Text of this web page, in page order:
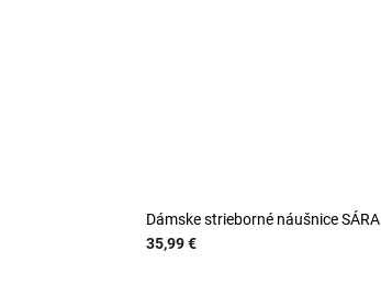
Dámske strieborné náušnice SÁRA
35,99 €